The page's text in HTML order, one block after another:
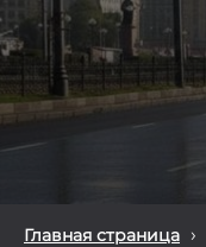
Главная страница ›